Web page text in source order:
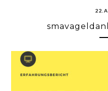
22.